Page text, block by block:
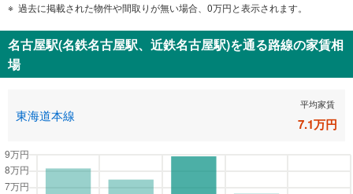
過去に掲載された物件や間取りが無い場合、0万円と表示されます。
名古屋駅(名鉄名古屋駅、近鉄名古屋駅)を通る路線の家賃相
場
東海道本線
平均家賃
7.1万円